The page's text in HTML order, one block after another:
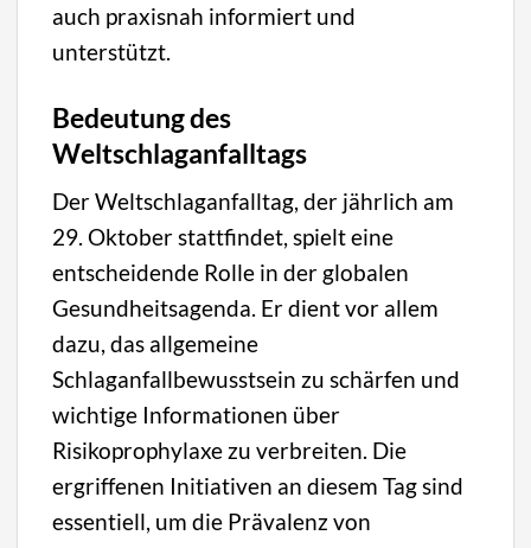
auch praxisnah informiert und
unterstützt.
Bedeutung des
Weltschlaganfalltags
Der Weltschlaganfalltag, der jährlich am
29. Oktober stattfindet, spielt eine
entscheidende Rolle in der globalen
Gesundheitsagenda. Er dient vor allem
dazu, das allgemeine
Schlaganfallbewusstsein zu schärfen und
wichtige Informationen über
Risikoprophylaxe zu verbreiten. Die
ergriffenen Initiativen an diesem Tag sind
essentiell, um die Prävalenz von